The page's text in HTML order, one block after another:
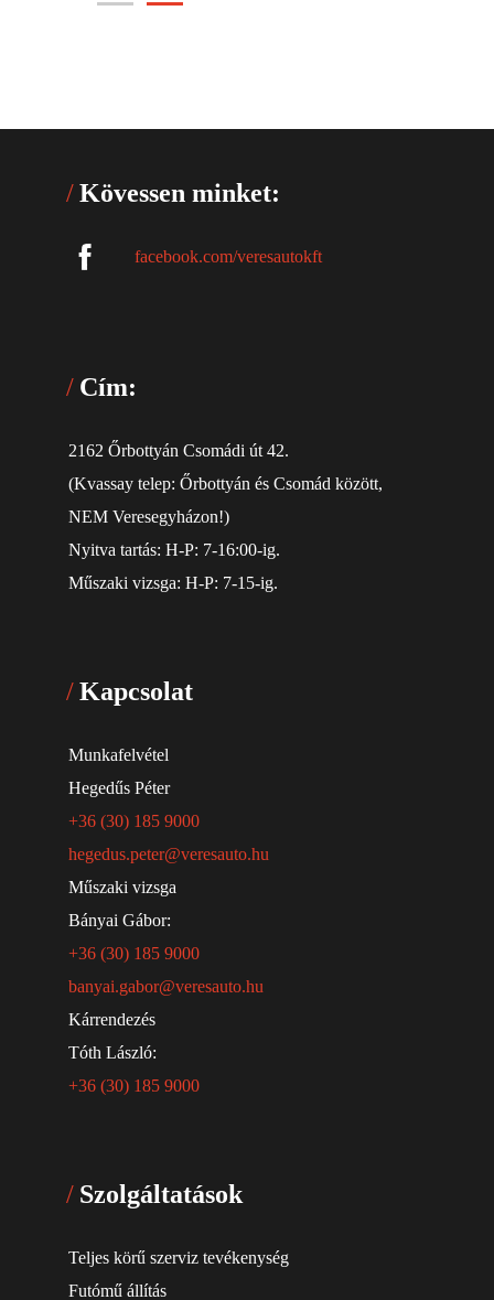
Kövessen minket:
facebook.com/veresautokft
Cím:
2162 Őrbottyán Csomádi út 42.
(Kvassay telep: Őrbottyán és Csomád között,
NEM Veresegyházon!)
Nyitva tartás: H-P: 7-16:00-ig.
Műszaki vizsga: H-P: 7-15-ig.
Kapcsolat
Munkafelvétel
Hegedűs Péter
+36 (30) 185 9000
hegedus.peter@veresauto.hu
Műszaki vizsga
Bányai Gábor:
+36 (30) 185 9000
banyai.gabor@veresauto.hu
Kárrendezés
Tóth László:
+36 (30) 185 9000
Szolgáltatások
Teljes körű szerviz tevékenység
Futómű állítás